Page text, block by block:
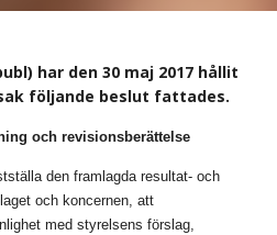
har den 30 maj 2017 hållit
följande beslut fattades.
och revisionsberättelse
den framlagda resultat- och
och koncernen, att
med styrelsens förslag,